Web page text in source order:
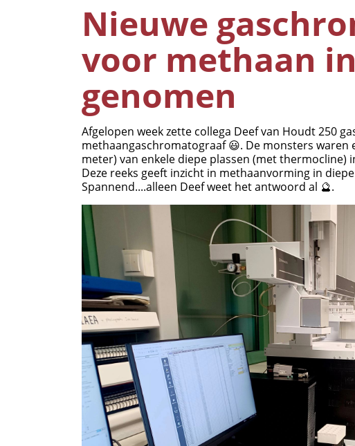
Nieuwe
voor methaan
genomen
Afgelopen week zette collega Deef van Houdt 250
methaangaschromatograaf 😃. De monsters waren
meter) van enkele diepe plassen (met thermocline)
Deze reeks geeft inzicht in methaanvorming in
Spannend....alleen Deef weet het antwoord al 🔮.